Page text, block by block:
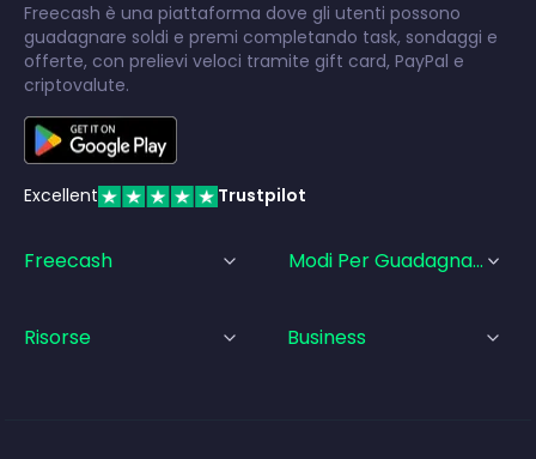
Freecash è una piattaforma dove gli utenti possono
guadagnare soldi e premi completando task, sondaggi e
offerte, con prelievi veloci tramite gift card, PayPal e
criptovalute.
Excellent Trustpilot
Freecash Modi Per Guadagnare
Risorse Business